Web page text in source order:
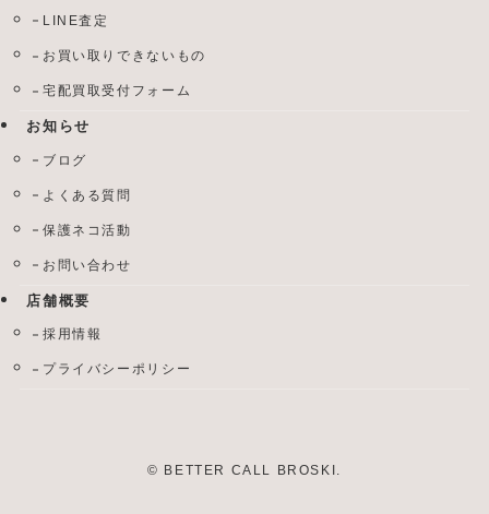
LINE査定
お買い取りできないもの
宅配買取受付フォーム
お知らせ
ブログ
よくある質問
保護ネコ活動
お問い合わせ
店舗概要
採用情報
プライバシーポリシー
© BETTER CALL BROSKI.